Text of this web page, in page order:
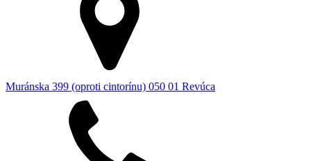
Muránska 399 (oproti cintorínu) 050 01 Revúca